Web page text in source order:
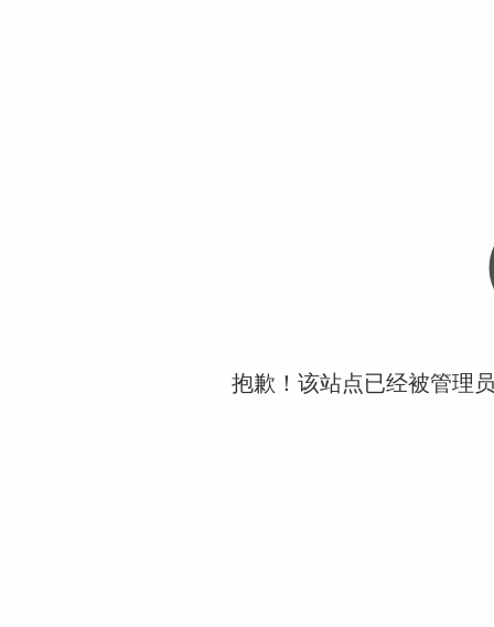
抱歉！该站点已经被管理